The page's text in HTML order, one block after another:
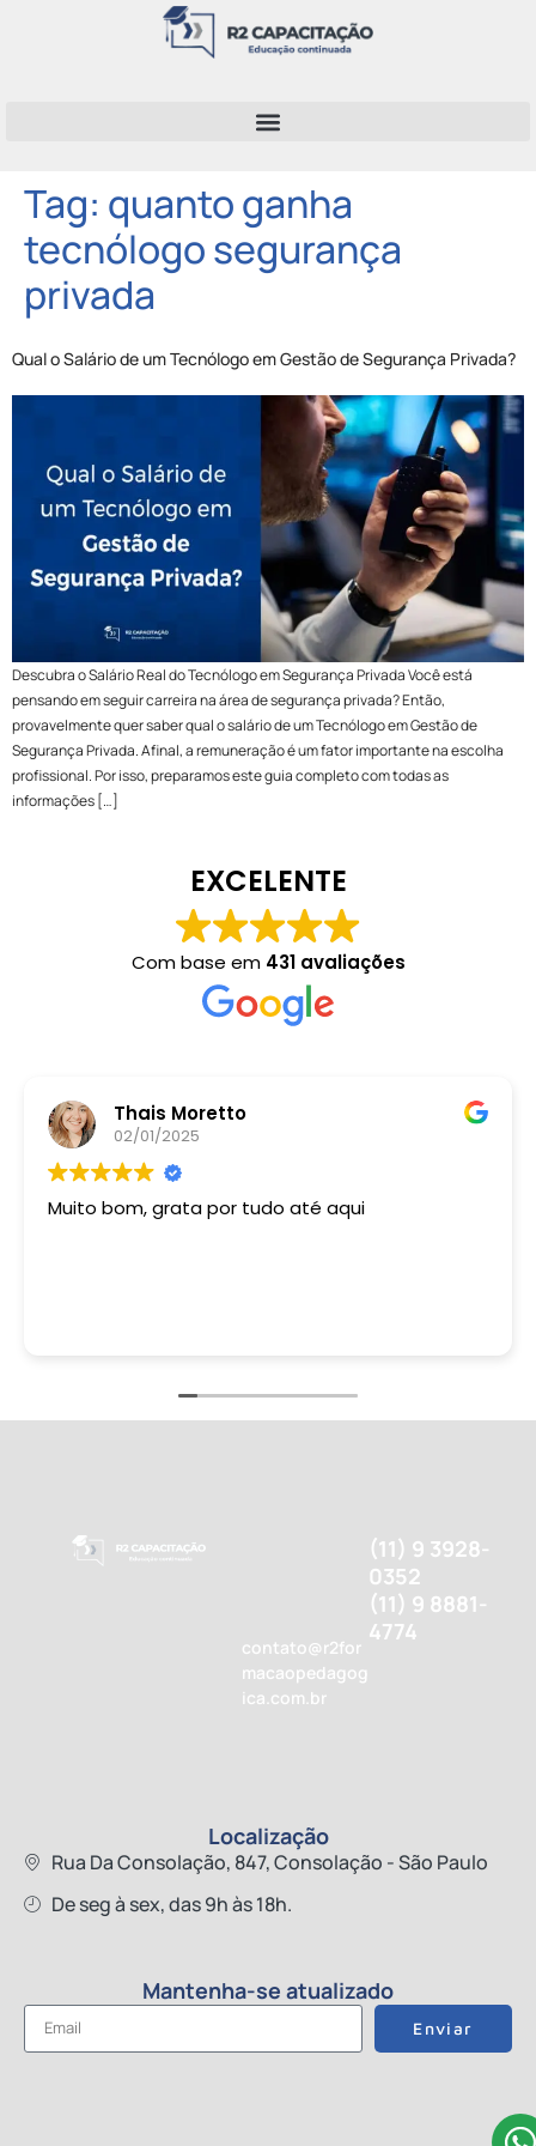
Tag: quanto ganha
tecnólogo segurança
privada
Qual o Salário de um Tecnólogo em Gestão de Segurança Privada?
Descubra o Salário Real do Tecnólogo em Segurança Privada Você está
pensando em seguir carreira na área de segurança privada? Então,
provavelmente quer saber qual o salário de um Tecnólogo em Gestão de
Segurança Privada. Afinal, a remuneração é um fator importante na escolha
profissional. Por isso, preparamos este guia completo com todas as
informações […]
EXCELENTE
Com base em 431 avaliações
Thais Moretto
02/01/2025
Muito bom, grata por tudo até aqui
contato@r2for
macaopedagog
ica.com.br
(11) 9 3928-
0352
(11) 9 8881-
4774
Localização
Rua Da Consolação, 847, Consolação - São Paulo
De seg à sex, das 9h às 18h.
Mantenha-se atualizado
Enviar